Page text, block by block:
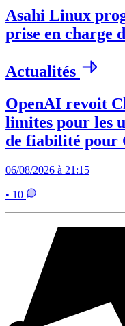
Asahi Linux
prise en charge
Actualités
OpenAI revoit
limites pour les
de fiabilité pour
06/08/2026 à 21:15
• 10